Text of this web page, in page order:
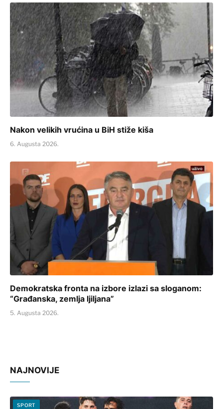
Nakon velikih vrućina u BiH stiže kiša
6. Augusta 2026.
Demokratska fronta na izbore izlazi sa sloganom:
“Građanska, zemlja ljiljana”
5. Augusta 2026.
NAJNOVIJE
SPORT